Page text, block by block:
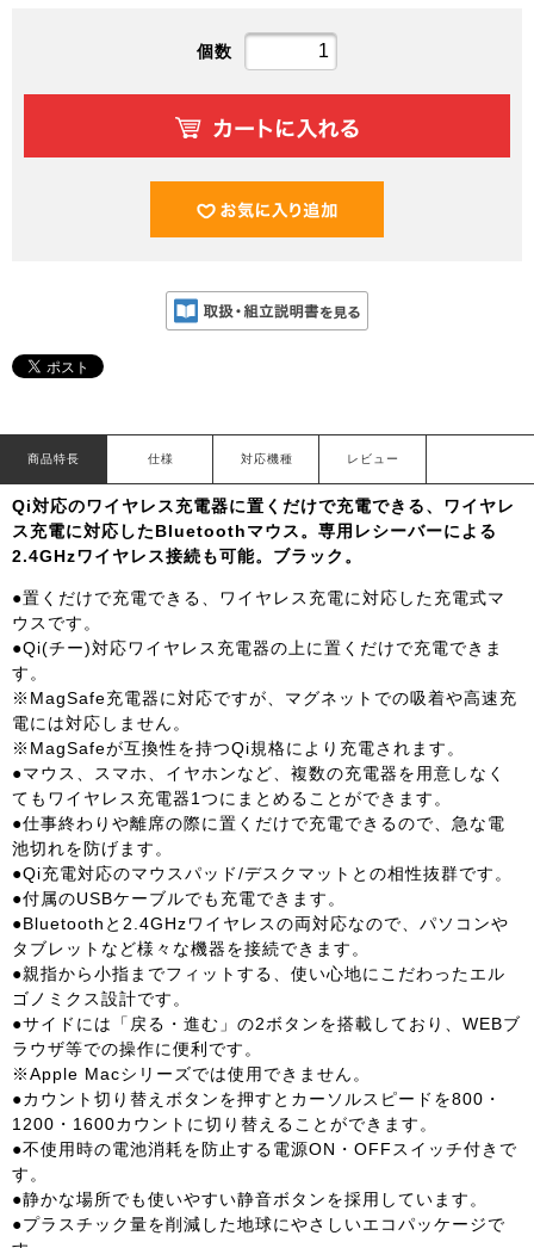
個数
商品特長 仕様 対応機種 レビュー
Qi対応のワイヤレス充電器に置くだけで充電できる、ワイヤレ
ス充電に対応したBluetoothマウス。専用レシーバーによる
2.4GHzワイヤレス接続も可能。ブラック。
●置くだけで充電できる、ワイヤレス充電に対応した充電式マ
ウスです。
●Qi(チー)対応ワイヤレス充電器の上に置くだけで充電できま
す。
※MagSafe充電器に対応ですが、マグネットでの吸着や高速充
電には対応しません。
※MagSafeが互換性を持つQi規格により充電されます。
●マウス、スマホ、イヤホンなど、複数の充電器を用意しなく
てもワイヤレス充電器1つにまとめることができます。
●仕事終わりや離席の際に置くだけで充電できるので、急な電
池切れを防げます。
●Qi充電対応のマウスパッド/デスクマットとの相性抜群です。
●付属のUSBケーブルでも充電できます。
●Bluetoothと2.4GHzワイヤレスの両対応なので、パソコンや
タブレットなど様々な機器を接続できます。
●親指から小指までフィットする、使い心地にこだわったエル
ゴノミクス設計です。
●サイドには「戻る・進む」の2ボタンを搭載しており、WEBブ
ラウザ等での操作に便利です。
※Apple Macシリーズでは使用できません。
●カウント切り替えボタンを押すとカーソルスピードを800・
1200・1600カウントに切り替えることができます。
●不使用時の電池消耗を防止する電源ON・OFFスイッチ付きで
す。
●静かな場所でも使いやすい静音ボタンを採用しています。
●プラスチック量を削減した地球にやさしいエコパッケージで